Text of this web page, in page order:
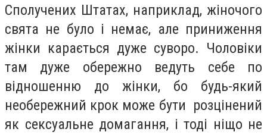
Сполучених Штатах, наприклад, жіночого
свята не було і немає, але приниження
жінки карається дуже суворо. Чоловіки
там дуже обережно ведуть себе по
відношенню до жінки, бо будь-який
необережний крок може бути розцінений
як сексуальне домагання, і тоді ніщо не